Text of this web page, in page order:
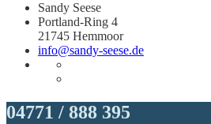
Sandy Seese
Portland-Ring 4
21745 Hemmoor
info@sandy-seese.de
04771 / 888 395